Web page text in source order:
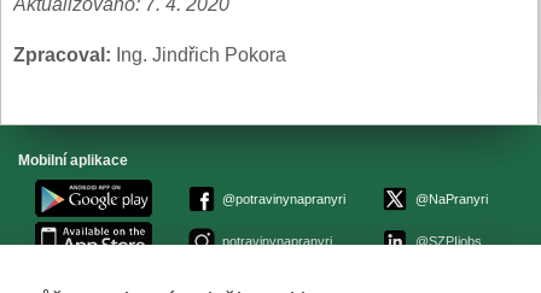
Aktualizováno: 7. 4. 2020
Zpracoval: Ing. Jindřich Pokora
Mobilní aplikace
@potravinynapranyri
potravinynapranyri
@NaPranyri
@SZPIjobs